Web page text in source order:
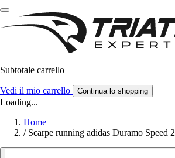
Subtotale carrello
Vedi il mio carrello Continua lo shopping
Loading...
Home
/ Scarpe running adidas Duramo Speed 2